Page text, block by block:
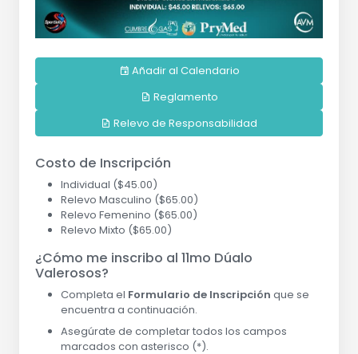
Añadir al Calendario
Reglamento
Relevo de Responsabilidad
Costo de Inscripción
Individual ($45.00)
Relevo Masculino ($65.00)
Relevo Femenino ($65.00)
Relevo Mixto ($65.00)
¿Cómo me inscribo al 11mo Dúalo
Valerosos?
Completa el Formulario de Inscripción que se
encuentra a continuación.
Asegúrate de completar todos los campos
marcados con asterisco (*).